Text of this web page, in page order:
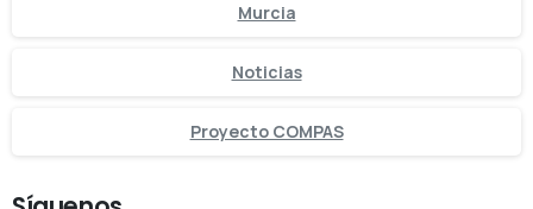
Murcia
Noticias
Proyecto COMPAS